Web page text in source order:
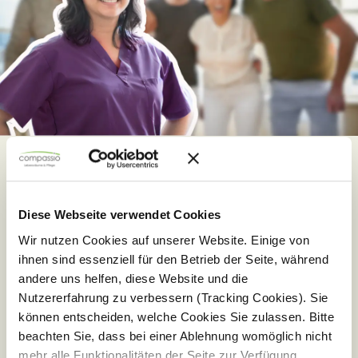
Diese Webseite verwendet Cookies
Wir nutzen Cookies auf unserer Website. Einige von
ihnen sind essenziell für den Betrieb der Seite, während
andere uns helfen, diese Website und die
Nutzererfahrung zu verbessern (Tracking Cookies). Sie
können entscheiden, welche Cookies Sie zulassen. Bitte
beachten Sie, dass bei einer Ablehnung womöglich nicht
mehr alle Funktionalitäten der Seite zur Verfügung
Werde Teil vom
Bist Du auf der Suche nach einer besonderen Aufgabe?
Einer Tätigkeit, die nicht nur den Alltag anderer Menschen
bereichert, sondern auch Dein eigenes Leben sinnvoll
gestaltet? Dann haben wir genau das Richtige für Dich.
Du hast Lust in einem modernen Haus mit neuster Technik
und tollem Team zu starten? Berufseinsteiger, Fachkraft in